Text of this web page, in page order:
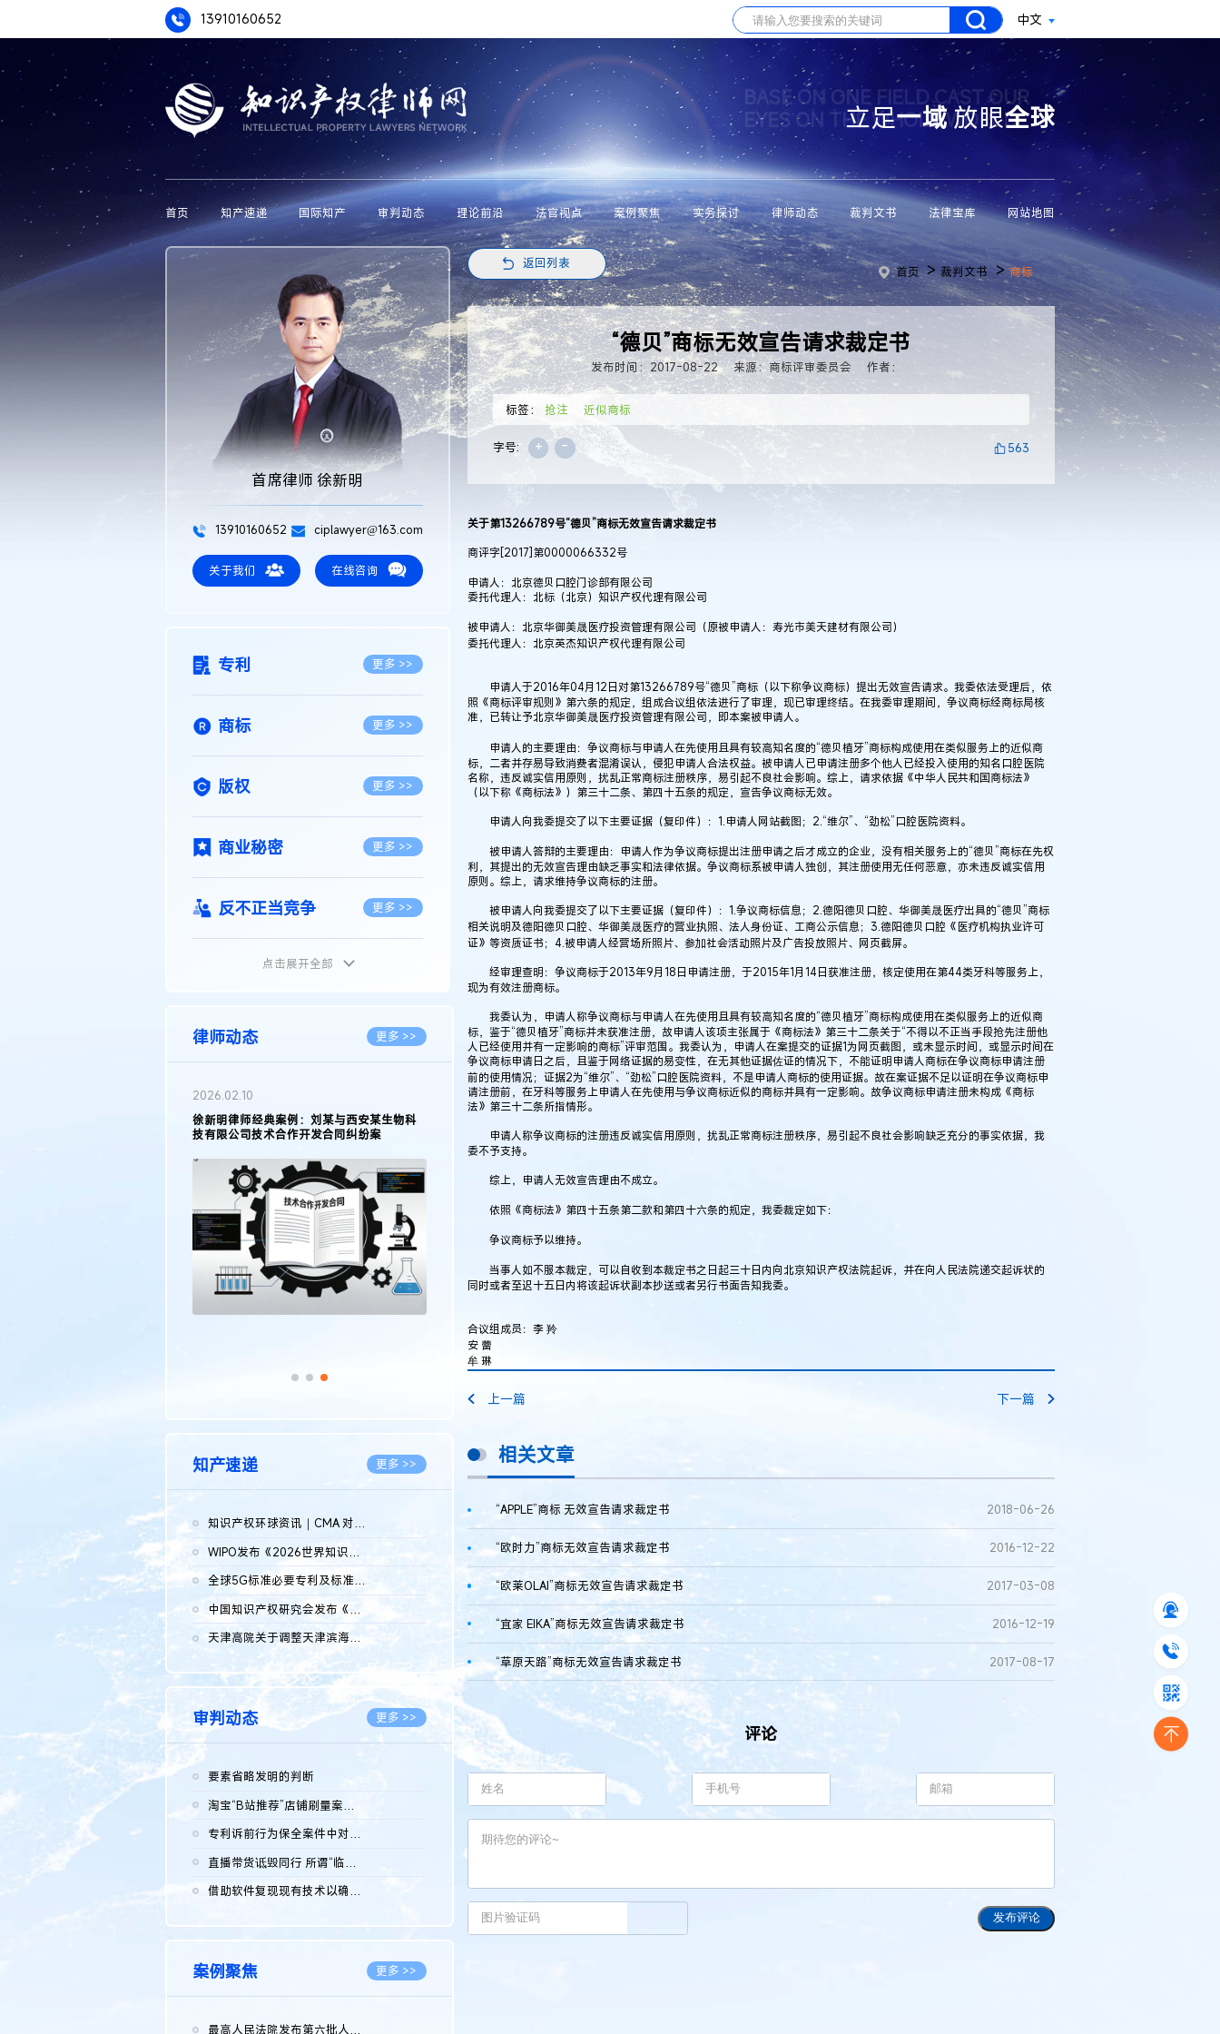
13910160652 中文
BASE ON ONE FIELD CAST OUR
EYES ON THE WHOLE WORLD
立足一域放眼全球
首页 知产速递 国际知产 审判动态 理论前沿 法官视点 案例聚焦 实务探讨 律师动态 裁判文书 法律宝库 网站地图
首席律师 徐新明
13910160652 ciplawyer@163.com
关于我们 在线咨询
专利 更多 >>
商标 更多 >>
版权 更多 >>
商业秘密 更多 >>
反不正当竞争 更多 >>
植物新品种
地理标志 更多 >>
集成电路布图设计
传统文化 更多 >>
点击展开全部
律师动态 更多 >>
2026.05.11
徐新明律师接受《天津日报》采访：解读
2025年度天津市专利行政保护案例
2026.03.09
报》采访：技术革新下知识产权保护面临新
挑战与应对策略
2026.02.10
技有限公司技术合作开发合同纠纷案
知产速递 更多 >>
知识产权环球资讯｜CMA 对微软发起调查；批量搬运二手平台数据构...
WIPO发布《2026世界知识产权报告》 含报告全文
全球5G标准必要专利及标准提案研究报告（2026年）全文发布
中国知识产权研究会发布《2025年度中国企业海外知识产权纠纷调查...
2026.08.07
天津高院关于调整天津滨海高新技术产业开发区华苑科技园一审普通...
2026.08.07
审判动态 更多 >>
要素省略发明的判断
淘宝“B站推荐”店铺刷量案维持原判，两被告连带赔偿150万元
专利诉前行为保全案件中对仿制药申请人曾作出三类声明的考量及违...
直播带货诋毁同行 所谓“临场发挥”不免责
借助软件复现现有技术以确认相关参数特征是否被公开
案例聚焦 更多 >>
最高人民法院发布第六批人民法院种业知识产权司法保护典型案例 含...
返回列表
首页 >裁判文书 >商标
“德贝”商标无效宣告请求裁定书
发布时间：2017-08-22 来源：商标评审委员会 作者：
标签： 抢注 近似商标
字号: + - 563
关于第13266789号“德贝”商标无效宣告请求裁定书
商评字[2017]第0000066332号
申请人：北京德贝口腔门诊部有限公司
委托代理人：北标（北京）知识产权代理有限公司
被申请人：北京华御美晟医疗投资管理有限公司（原被申请人：寿光市美天建材有限公司）
委托代理人：北京英杰知识产权代理有限公司
申请人于2016年04月12日对第13266789号“德贝”商标（以下称争议商标）提出无效宣告请求。我委依法受理后，依
照《商标评审规则》第六条的规定，组成合议组依法进行了审理，现已审理终结。在我委审理期间，争议商标经商标局核
准，已转让予北京华御美晟医疗投资管理有限公司，即本案被申请人。
申请人的主要理由：争议商标与申请人在先使用且具有较高知名度的“德贝植牙”商标构成使用在类似服务上的近似商
标，二者并存易导致消费者混淆误认，侵犯申请人合法权益。被申请人已申请注册多个他人已经投入使用的知名口腔医院
名称，违反诚实信用原则，扰乱正常商标注册秩序，易引起不良社会影响。综上，请求依据《中华人民共和国商标法》
（以下称《商标法》）第三十二条、第四十五条的规定，宣告争议商标无效。
申请人向我委提交了以下主要证据（复印件）：1.申请人网站截图；2.“维尔”、“劲松”口腔医院资料。
被申请人答辩的主要理由：申请人作为争议商标提出注册申请之后才成立的企业，没有相关服务上的“德贝”商标在先权
利，其提出的无效宣告理由缺乏事实和法律依据。争议商标系被申请人独创，其注册使用无任何恶意，亦未违反诚实信用
原则。综上，请求维持争议商标的注册。
被申请人向我委提交了以下主要证据（复印件）：1.争议商标信息；2.德阳德贝口腔、华御美晟医疗出具的“德贝”商标
相关说明及德阳德贝口腔、华御美晟医疗的营业执照、法人身份证、工商公示信息；3.德阳德贝口腔《医疗机构执业许可
证》等资质证书；4.被申请人经营场所照片、参加社会活动照片及广告投放照片、网页截屏。
经审理查明：争议商标于2013年9月18日申请注册，于2015年1月14日获准注册，核定使用在第44类牙科等服务上，
现为有效注册商标。
我委认为，申请人称争议商标与申请人在先使用且具有较高知名度的“德贝植牙”商标构成使用在类似服务上的近似商
标，鉴于“德贝植牙”商标并未获准注册，故申请人该项主张属于《商标法》第三十二条关于“不得以不正当手段抢先注册他
人已经使用并有一定影响的商标”评审范围。我委认为，申请人在案提交的证据1为网页截图，或未显示时间，或显示时间在
争议商标申请日之后，且鉴于网络证据的易变性，在无其他证据佐证的情况下，不能证明申请人商标在争议商标申请注册
前的使用情况；证据2为“维尔”、“劲松”口腔医院资料，不是申请人商标的使用证据。故在案证据不足以证明在争议商标申
请注册前，在牙科等服务上申请人在先使用与争议商标近似的商标并具有一定影响。故争议商标申请注册未构成《商标
法》第三十二条所指情形。
申请人称争议商标的注册违反诚实信用原则，扰乱正常商标注册秩序，易引起不良社会影响缺乏充分的事实依据，我
委不予支持。
综上，申请人无效宣告理由不成立。
依照《商标法》第四十五条第二款和第四十六条的规定，我委裁定如下：
争议商标予以维持。
当事人如不服本裁定，可以自收到本裁定书之日起三十日内向北京知识产权法院起诉，并在向人民法院递交起诉状的
同时或者至迟十五日内将该起诉状副本抄送或者另行书面告知我委。
合议组成员：李 羚
安 蕾
牟 琳
上一篇 下一篇
相关文章
“APPLE”商标 无效宣告请求裁定书 2018-06-26
“欧时力”商标无效宣告请求裁定书 2016-12-22
“欧莱OLAI”商标无效宣告请求裁定书 2017-03-08
“宜家 EIKA”商标无效宣告请求裁定书 2016-12-19
“草原天路”商标无效宣告请求裁定书 2017-08-17
评论
发布评论